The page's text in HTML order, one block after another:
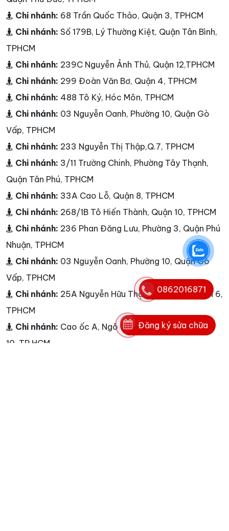
Chi nhánh: 68 Trần Quốc Thảo, Quận 3, TPHCM
Chi nhánh: Số 179B, Lý Thường Kiệt, Quận Tân Bình,
TPHCM
Chi nhánh: 239C Nguyễn Ảnh Thủ, Quận 12,TPHCM
Chi nhánh: 299 Đoàn Văn Bơ, Quận 4, TPHCM
Chi nhánh: 488 Tô Ký, Hóc Môn, TPHCM
Chi nhánh: 03 Nguyễn Oanh, Phường 10, Quận Gò
Vấp, TPHCM
Chi nhánh: 233 Nguyễn Thị Thập,Q.7, TPHCM
Chi nhánh: 3/11 Trường Chinh, Phường Tây Thạnh,
Quận Tân Phú, TPHCM
Chi nhánh: 33A Cao Lỗ, Quận 8, TPHCM
Chi nhánh: 268/1B Tô Hiến Thành, Quận 10, TPHCM
Chi nhánh: 236 Phan Đăng Lưu, Phường 3, Quận Phú
Nhuận, TPHCM
Chi nhánh: 03 Nguyễn Oanh, Phường 10, Quận Gò
Vấp, TPHCM
Chi nhánh: 25A Nguyễn Hữu Thận, Phường 2, Quận 6,
TPHCM
Chi nhánh: Cao ốc A, Ngô Gia Tự, Phường 3, Quận
10, TP HCM
Đăng ký sửa chữa
0862016871